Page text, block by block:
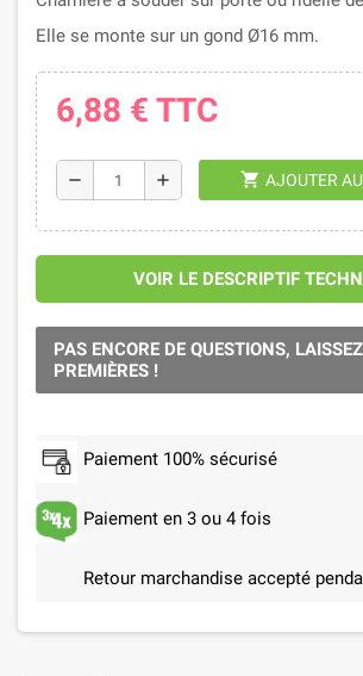
Elle se monte sur un gond Ø16 mm.
6,88 € TTC
remove add shopping_cart AJOUTER
VOIR LE DESCRIPTIF
PAS ENCORE DE QUESTIONS,
PREMIÈRES !
Paiement 100% sécurisé
Paiement en 3 ou 4 fois
Retour marchandise accepté